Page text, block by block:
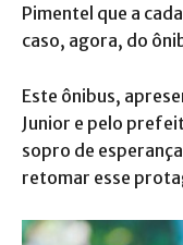
Pimentel que a
caso, agora, do
Este ônibus,
Junior e pelo
sopro de
retomar esse